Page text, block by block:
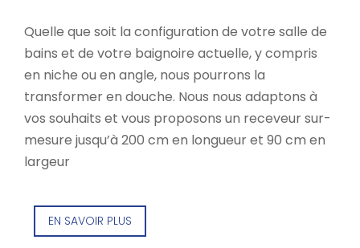
Quelle que soit la configuration de votre salle de
bains et de votre baignoire actuelle, y compris
en niche ou en angle, nous pourrons la
transformer en douche. Nous nous adaptons à
vos souhaits et vous proposons un receveur sur-
mesure jusqu’à 200 cm en longueur et 90 cm en
largeur
EN SAVOIR PLUS